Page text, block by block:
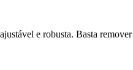
e robusta. Basta